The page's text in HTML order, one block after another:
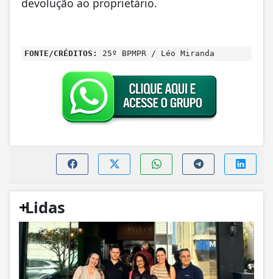
FONTE/CRÉDITOS: 25º BPMPR / Léo Miranda
+
Lidas